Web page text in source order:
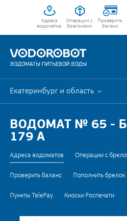
Адреса
водоматов
Операции с
брелоками
Проверить
баланс
Екатеринбург и область
ВОДОМАТ № 65 -
179 А
Адреса водоматов Операции с
Проверить баланс Пополнить брелок
Пункты TelePay Киоски Роспечати